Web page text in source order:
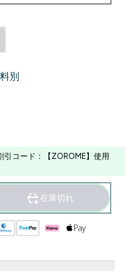
別
コード：【ZOROME】使用
在庫切れ